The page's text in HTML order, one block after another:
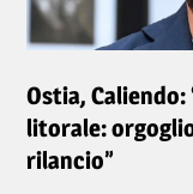
Ostia,
litorale:
rilancio”